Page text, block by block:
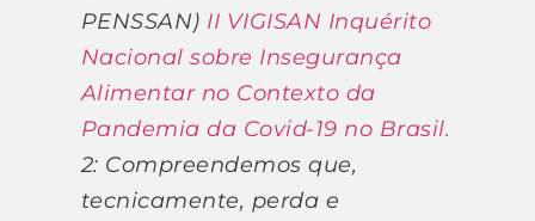
PENSSAN) II VIGISAN Inquérito
Nacional sobre Insegurança
Alimentar no Contexto da
Pandemia da Covid-19 no Brasil.
2: Compreendemos que,
tecnicamente, perda e